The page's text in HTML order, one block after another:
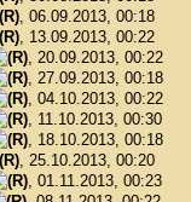
, 06.09.2013, 00:18
, 13.09.2013, 00:22
, 20.09.2013, 00:22
, 27.09.2013, 00:18
, 04.10.2013, 00:22
, 11.10.2013, 00:30
, 18.10.2013, 00:18
, 25.10.2013, 00:20
, 01.11.2013, 00:23